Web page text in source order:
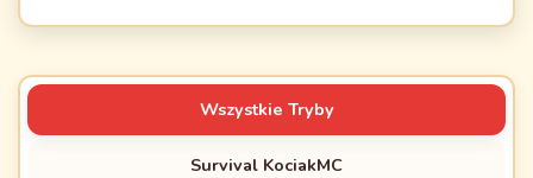
Wszystkie Tryby
Survival KociakMC